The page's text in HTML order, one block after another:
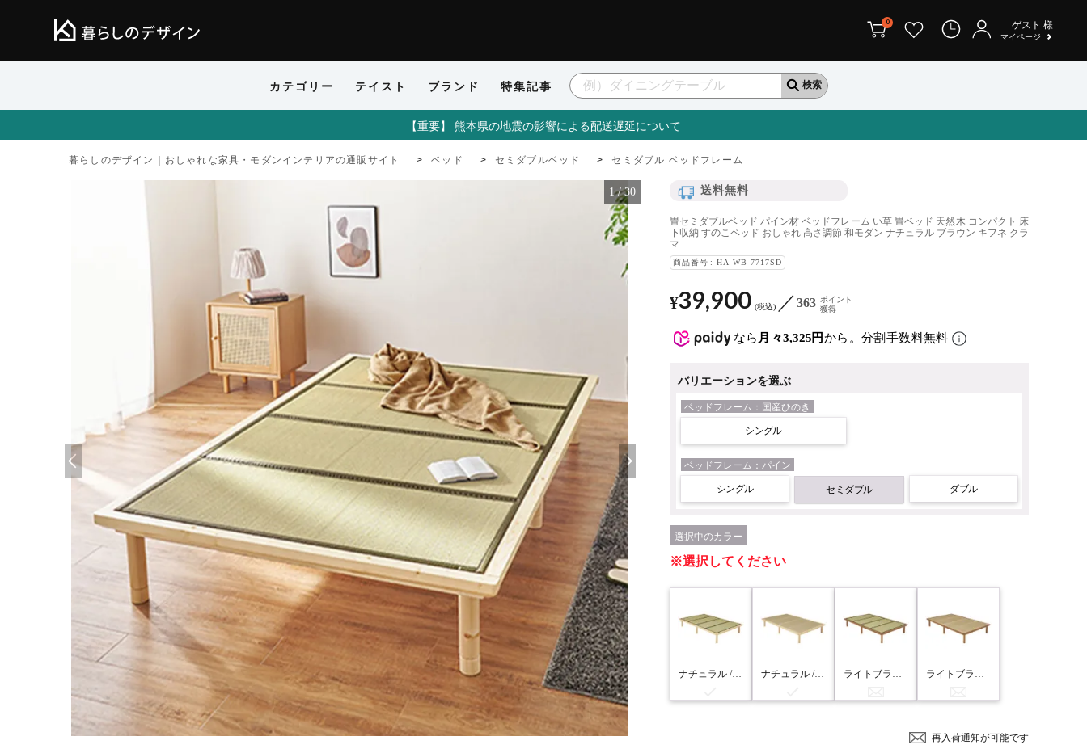
カテゴリー テイスト ブランド 特集記事
0 ゲスト 様
マイページ
【重要】 熊本県の地震の影響による配送遅延について
暮らしのデザイン｜おしゃれな家具・モダンインテリアの通販サイト ベッド セミダブルベッド セミダブル ベッドフレーム
1 / 30 送料無料
畳セミダブルベッド パイン材 ベッドフレーム い草 畳ベッド 天然木 コンパクト 床
下収納 すのこベッド おしゃれ 高さ調節 和モダン ナチュラル ブラウン キフネ クラ
マ
商品番号 HA-WB-7717SD
なら 月々3,325円から。分割手数料無料
¥39,900 税込 363 ポイント
獲得
バリエーションを選ぶ
ベッドフレーム：国産ひのき
シングル
ベッドフレーム：パイン
シングル セミダブル ダブル
カラー
選択してください
ナチュラル / クラマ ナチュラル / キフネ ライトブラウン / クラマ ライトブラウン / キフネ
再入荷通知が可能です